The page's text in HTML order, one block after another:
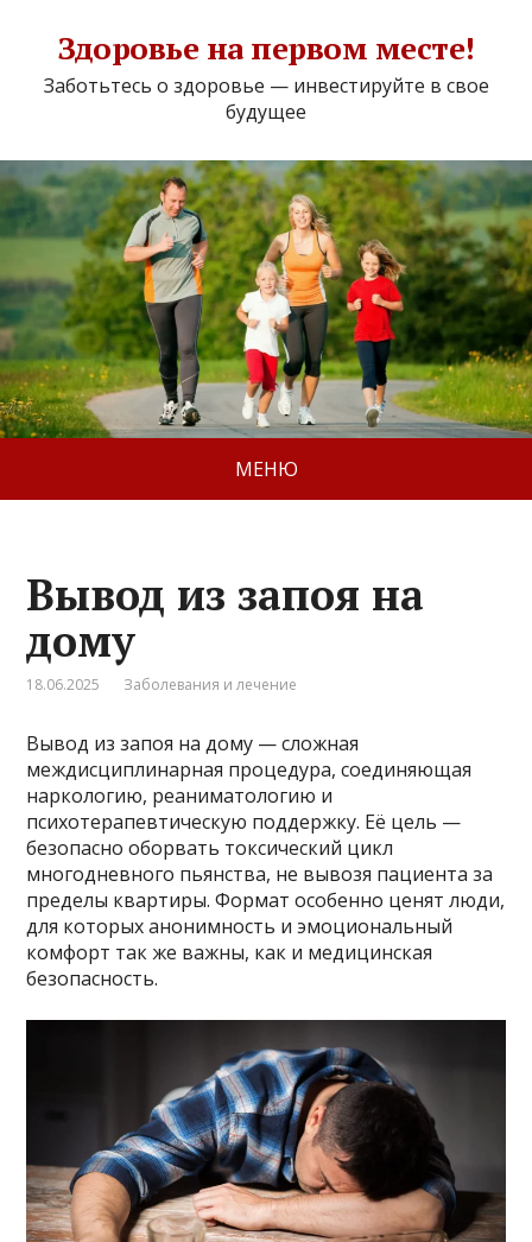
Здоровье на первом месте!
Заботьтесь о здоровье — инвестируйте в свое
будущее
МЕНЮ
Вывод из запоя на
дому
18.06.2025 Заболевания и лечение
Вывод из запоя на дому — сложная
междисциплинарная процедура, соединяющая
наркологию, реаниматологию и
психотерапевтическую поддержку. Её цель —
безопасно оборвать токсический цикл
многодневного пьянства, не вывозя пациента за
пределы квартиры. Формат особенно ценят люди,
для которых анонимность и эмоциональный
комфорт так же важны, как и медицинская
безопасность.